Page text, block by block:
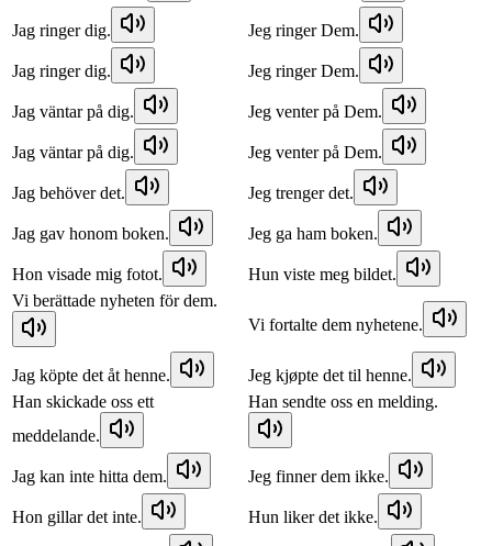
Jag ringer dig. Jeg ringer Dem.
Jag ringer dig. Jeg ringer Dem.
Jag väntar på dig. Jeg venter på Dem.
Jag väntar på dig. Jeg venter på Dem.
Jag behöver det. Jeg trenger det.
Jag gav honom boken. Jeg ga ham boken.
Hon visade mig fotot.
Hun viste meg bildet.
Vi berättade nyheten för dem.
Vi fortalte dem nyhetene.
Jag köpte det åt henne.
Jeg kjøpte det til henne.
Han skickade oss ett
meddelande.
Han sendte oss en melding.
Jag kan inte hitta dem. Jeg finner dem ikke.
Hon gillar det inte. Hun liker det ikke.